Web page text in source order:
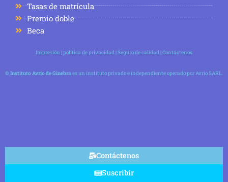
Tasas de matrícula
Premio doble
Beca
Impresión |política de privacidad|Seguro de calidad|Contáctenos
©Instituto Avrio de Ginebraes un instituto privado e independiente operado por Avrio SARL.
Contáctenos
Suscribir